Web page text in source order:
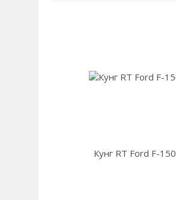
Кунг RT Ford F-150